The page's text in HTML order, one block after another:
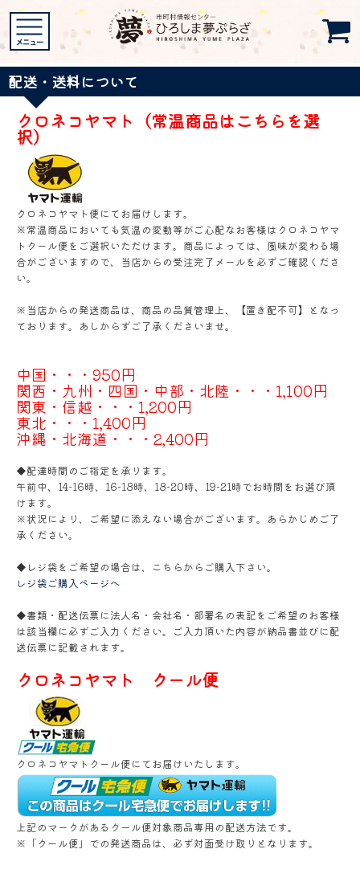
配送・送料について
クロネコヤマト（常温商品はこちらを選
択）
クロネコヤマト便にてお届けします。
※常温商品においても気温の変動等がご心配なお客様はクロネコヤマ
トクール便をご選択いただけます。商品によっては、風味が変わる場
合がございますので、当店からの受注完了メールを必ずご確認くださ
い。
※当店からの発送商品は、商品の品質管理上、【置き配不可】となっ
ております。あしからずご了承くださいませ。
中国・・・950円
関西・九州・四国・中部・北陸・・・1,100円
関東・信越・・・1,200円
東北・・・1,400円
沖縄・北海道・・・2,400円
◆配達時間のご指定を承ります。
午前中、14-16時、16-18時、18-20時、19-21時でお時間をお選び頂
けます。
※状況により、ご希望に添えない場合がございます。あらかじめご了
承ください。
◆レジ袋をご希望の場合は、こちらからご購入下さい。
レジ袋ご購入ページへ
◆書類・配送伝票に法人名・会社名・部署名の表記をご希望のお客様
は該当欄に必ずご入力ください。ご入力頂いた内容が納品書並びに配
送伝票に記載されます。
クロネコヤマト クール便
クロネコヤマトクール便にてお届けいたします。
上記のマークがあるクール便対象商品専用の配送方法です。
※「クール便」での発送商品は、必ず対面受け取りとなります。